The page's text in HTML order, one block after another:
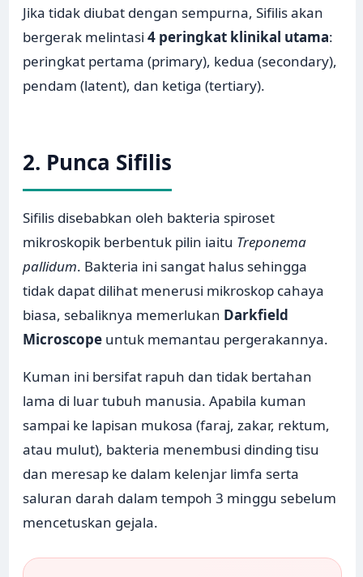
Jika tidak diubat dengan sempurna, Sifilis akan
bergerak melintasi4 peringkat klinikal utama:
peringkat pertama (primary), kedua (secondary),
pendam (latent), dan ketiga (tertiary).
2. Punca Sifilis
Sifilis disebabkan oleh bakteria spiroset
mikroskopik berbentuk pilin iaitu Treponema
pallidum. Bakteria ini sangat halus sehingga
tidak dapat dilihat menerusi mikroskop cahaya
biasa, sebaliknya memerlukan Darkfield
Microscope untuk memantau pergerakannya.
Kuman ini bersifat rapuh dan tidak bertahan
lama di luar tubuh manusia. Apabila kuman
sampai ke lapisan mukosa (faraj, zakar, rektum,
atau mulut), bakteria menembusi dinding tisu
dan meresap ke dalam kelenjar limfa serta
saluran darah dalam tempoh 3 minggu sebelum
mencetuskan gejala.